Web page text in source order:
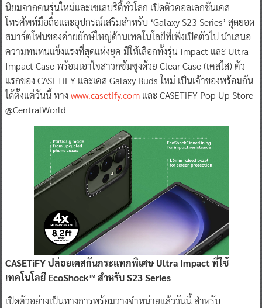
นิยมจากคนรุ่นใหม่และเซเลบริตี้ทั่วโลก เปิดตัวคอลเลกชั่นเคส
โทรศัพท์มือถือและอุปกรณ์เสริมสำหรับ ‘Galaxy S23 Series’ สุดยอด
สมาร์ตโฟนของค่ายยักษ์ใหญ่ด้านเทคโนโลยีที่เพิ่งเปิดตัวไป นำเสนอ
ความทนทนแข็งแรงที่สุดแห่งยุค มีให้เลือกทั้งรุ่น Impact และ Ultra
Impact Case พร้อมเอาใจสาวกซัมซุงด้วย Clear Case (เคสใส) ตัว
แรกของ CASETiFY และเคส Galaxy Buds ใหม่ เป็นเจ้าของพร้อมกัน
ได้ตั้งแต่วันนี้ ทาง www.casetify.comและ CASETiFY Pop Up Store
@CentralWorld
CASETiFY ปล่อยเคสกันกระแทกพิเศษ Ultra Impactที่ใช้
เทคโนโลยี EcoShock™สำหรับS23 Series
เปิดตัวอย่างเป็นทางการพร้อมวางจำหน่ายแล้ววันนี้ สำหรับ